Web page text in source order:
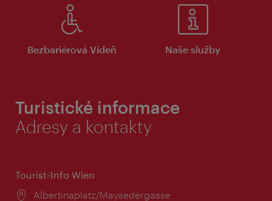
Bezbariérová Vídeň Naše služby
Turistické informace
Adresy a kontakty
Tourist-Info Wien
Místo:
Albertinaplatz/Maysedergasse